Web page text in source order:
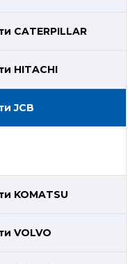
CATERPILLAR
HITACHI
JCB
KOMATSU
VOLVO